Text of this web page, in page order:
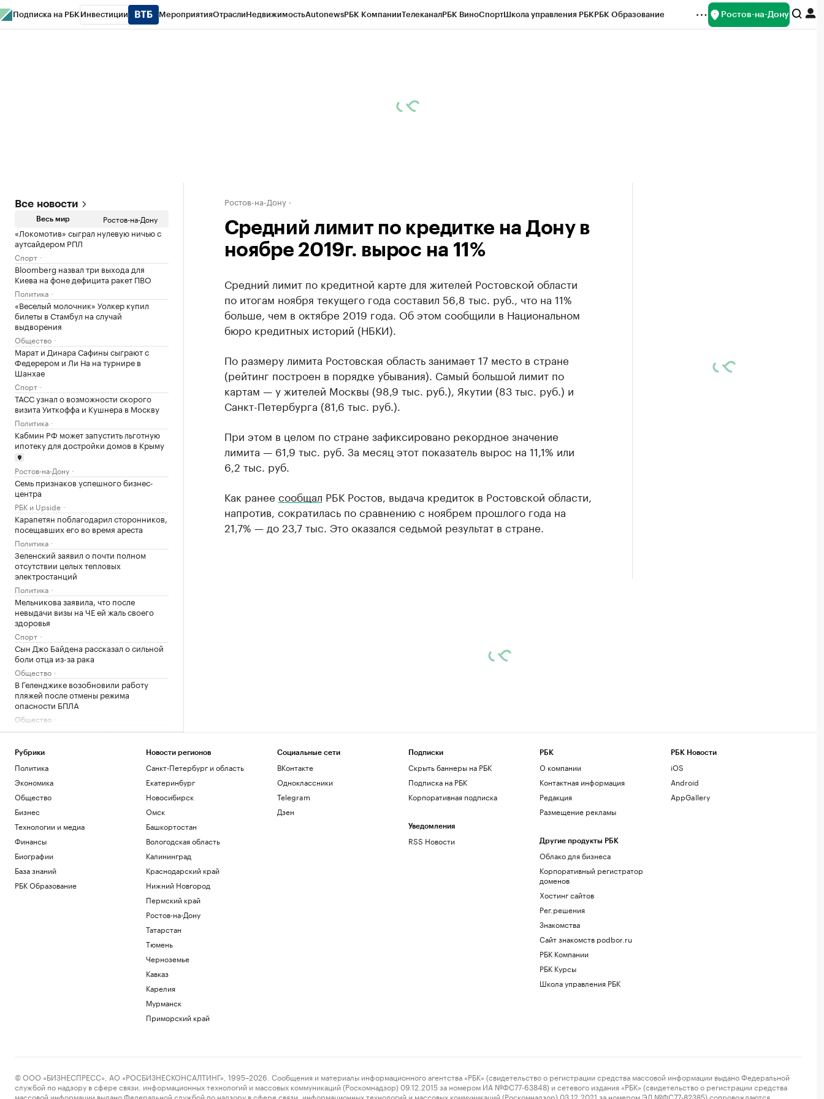
Подписка на РБК Инвестиции МероприятияОтраслиНедвижимостьAutonewsРБК КомпанииТелеканалРБК ВиноСпортШкола управления РБКРБК Образование Ростов-на-Дону
Все новости
Весь мир Ростов-на-Дону
«Локомотив» сыграл нулевую ничью с
аутсайдером РПЛ
Спорт
Bloomberg назвал три выхода для
Киева на фоне дефицита ракет ПВО
Политика
«Веселый молочник» Уолкер купил
билеты в Стамбул на случай
выдворения
Общество
Марат и Динара Сафины сыграют с
Федерером и Ли На на турнире в
Шанхае
Спорт
ТАСС узнал о возможности скорого
визита Уиткоффа и Кушнера в Москву
Политика
Кабмин РФ может запустить льготную
ипотеку для достройки домов в Крыму
Ростов-на-Дону
Семь признаков успешного бизнес-
центра
РБК и Upside
Карапетян поблагодарил сторонников,
посещавших его во время ареста
Политика
Зеленский заявил о почти полном
отсутствии целых тепловых
электростанций
Политика
Мельникова заявила, что после
невыдачи визы на ЧЕ ей жаль своего
здоровья
Спорт
Сын Джо Байдена рассказал о сильной
боли отца из-за рака
Общество
В Геленджике возобновили работу
пляжей после отмены режима
опасности БПЛА
Общество
В Финляндии с марта 2027 года введут
Общество
В Италии нашли обломки римского
Видео
Общество
Влюби в себя инвестора: истории
компаний, разместивших облигации
РБК и МСП Банк
хет-трик за 14 минут в Первой лиге
Спорт
«Газпром» заметил антирекорд по
WSJ рассказала о находках, меняющих
Российские военные ударили по целям
Ростов-на-Дону
Средний лимит по кредитке на Дону в
ноябре 2019г. вырос на 11%
Средний лимит по кредитной карте для жителей Ростовской области
по итогам ноября текущего года составил 56,8 тыс. руб., что на 11%
больше, чем в октябре 2019 года. Об этом сообщили в Национальном
бюро кредитных историй (НБКИ).
По размеру лимита Ростовская область занимает 17 место в стране
(рейтинг построен в порядке убывания). Самый большой лимит по
картам — у жителей Москвы (98,9 тыс. руб.), Якутии (83 тыс. руб.) и
Санкт-Петербурга (81,6 тыс. руб.).
При этом в целом по стране зафиксировано рекордное значение
лимита — 61,9 тыс. руб. За месяц этот показатель вырос на 11,1% или
6,2 тыс. руб.
Как ранее сообщал РБК Ростов, выдача кредиток в Ростовской области,
напротив, сократилась по сравнению с ноябрем прошлого года на
21,7% — до 23,7 тыс. Это оказался седьмой результат в стране.
Рубрики
Политика
Экономика
Общество
Бизнес
Технологии и медиа
Финансы
Биографии
База знаний
РБК Образование
Новости регионов
Санкт-Петербург и область
Екатеринбург
Новосибирск
Омск
Башкортостан
Вологодская область
Калининград
Краснодарский край
Нижний Новгород
Пермский край
Ростов-на-Дону
Татарстан
Тюмень
Черноземье
Кавказ
Карелия
Мурманск
Приморский край
Социальные сети
ВКонтакте
Одноклассники
Telegram
Дзен
Подписки
Скрыть баннеры на РБК
Подписка на РБК
Корпоративная подписка
Уведомления
RSS Новости
РБК
О компании
Контактная информация
Редакция
Размещение рекламы
Другие продукты РБК
Облако для бизнеса
Корпоративный регистратор
доменов
Хостинг сайтов
Рег.решения
Знакомства
Сайт знакомств podbor.ru
РБК Компании
РБК Курсы
Школа управления РБК
РБК Новости
iOS
Android
AppGallery
© ООО «БИЗНЕСПРЕСС», АО «РОСБИЗНЕСКОНСАЛТИНГ», 1995–2026. Сообщения и материалы информационного агентства «РБК» (свидетельство о регистрации средства массовой информации выдано Федеральной
службой по надзору в сфере связи, информационных технологий и массовых коммуникаций (Роскомнадзор) 09.12.2015 за номером ИА №ФС77-63848) и сетевого издания «РБК» (свидетельство о регистрации средства
массовой информации выдано Федеральной службой по надзору в сфере связи, информационных технологий и массовых коммуникаций (Роскомнадзор) 03.12.2021 за номером ЭЛ №ФС77-82385) сопровождаются